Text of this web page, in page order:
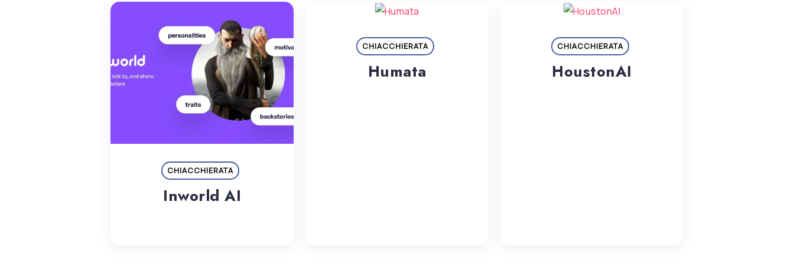
CHIACCHIERATA
Inworld AI
CHIACCHIERATA
Humata
CHIACCHIERATA
HoustonAI